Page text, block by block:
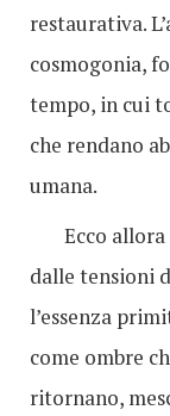
restaurativa.
cosmogonia,
tempo, in cui
che rendano
umana.
Ecco
dalle tensioni
l’essenza
come ombre
ritornano,